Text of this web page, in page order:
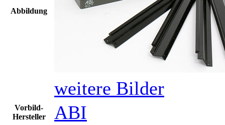
Abbildung
weitere Bilder
Vorbild-
Hersteller
ABI